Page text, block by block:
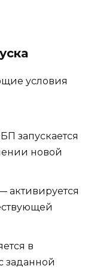
условия
запускается
новой
активируется
в
заданной